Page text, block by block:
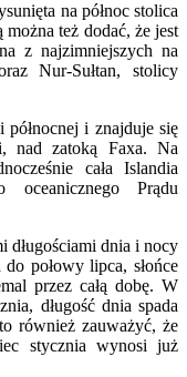
na północ stolica
też dodać, że jest
z najzimniejszych na
Nur-Sułtan, stolicy
północnej i znajduje się
nad zatoką Faxa. Na
cała Islandia
oceanicznego Prądu
długościami dnia i nocy
połowy lipca, słońce
przez całą dobę. W
długość dnia spada
również zauważyć, że
stycznia wynosi już